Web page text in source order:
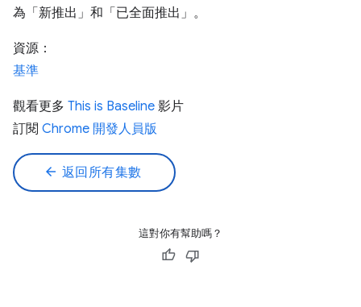
為「新推出」和「已全面推出」。
資源：
基準
觀看更多 This is Baseline 影片
訂閱 Chrome 開發人員版
arrow_back 返回所有集數
這對你有幫助嗎？